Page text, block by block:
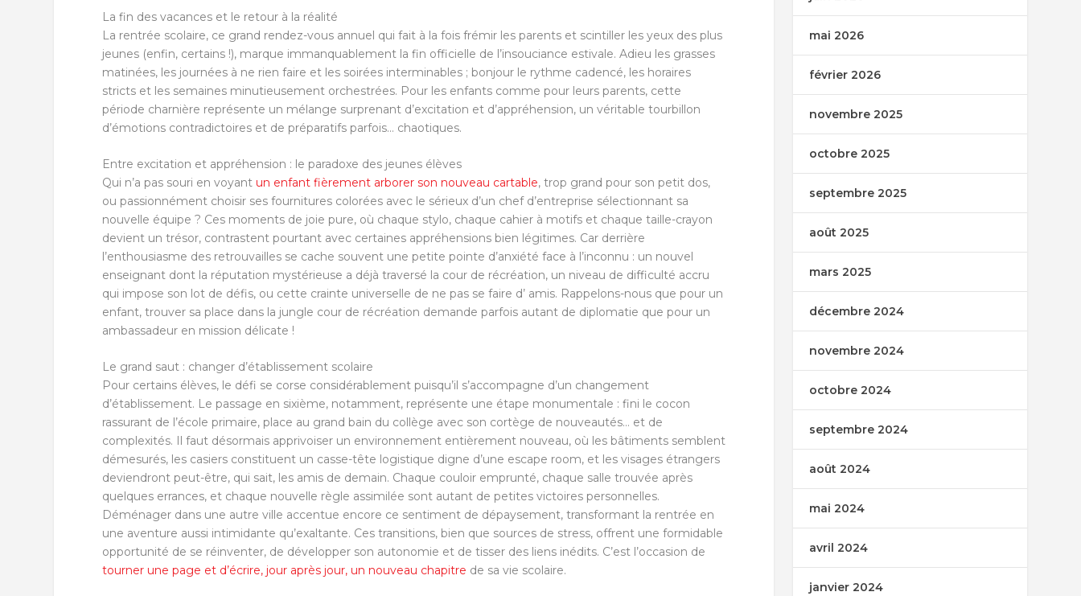
La fin des vacances et le retour à la réalité
La rentrée scolaire, ce grand rendez-vous annuel qui fait à la fois frémir les parents et scintiller les yeux des plus
jeunes (enfin, certains !), marque immanquablement la fin officielle de l’insouciance estivale. Adieu les grasses
matinées, les journées à ne rien faire et les soirées interminables ; bonjour le rythme cadencé, les horaires
stricts et les semaines minutieusement orchestrées. Pour les enfants comme pour leurs parents, cette
période charnière représente un mélange surprenant d’excitation et d’appréhension, un véritable tourbillon
d’émotions contradictoires et de préparatifs parfois… chaotiques.
Entre excitation et appréhension : le paradoxe des jeunes élèves
Qui n’a pas souri en voyant un enfant fièrement arborer son nouveau cartable, trop grand pour son petit dos,
ou passionnément choisir ses fournitures colorées avec le sérieux d’un chef d’entreprise sélectionnant sa
nouvelle équipe ? Ces moments de joie pure, où chaque stylo, chaque cahier à motifs et chaque taille-crayon
devient un trésor, contrastent pourtant avec certaines appréhensions bien légitimes. Car derrière
l’enthousiasme des retrouvailles se cache souvent une petite pointe d’anxiété face à l’inconnu : un nouvel
enseignant dont la réputation mystérieuse a déjà traversé la cour de récréation, un niveau de difficulté accru
qui impose son lot de défis, ou cette crainte universelle de ne pas se faire d’ amis. Rappelons-nous que pour un
enfant, trouver sa place dans la jungle cour de récréation demande parfois autant de diplomatie que pour un
ambassadeur en mission délicate !
Le grand saut : changer d’établissement scolaire
Pour certains élèves, le défi se corse considérablement puisqu’il s’accompagne d’un changement
d’établissement. Le passage en sixième, notamment, représente une étape monumentale : fini le cocon
rassurant de l’école primaire, place au grand bain du collège avec son cortège de nouveautés… et de
complexités. Il faut désormais apprivoiser un environnement entièrement nouveau, où les bâtiments semblent
démesurés, les casiers constituent un casse-tête logistique digne d’une escape room, et les visages étrangers
deviendront peut-être, qui sait, les amis de demain. Chaque couloir emprunté, chaque salle trouvée après
quelques errances, et chaque nouvelle règle assimilée sont autant de petites victoires personnelles.
Déménager dans une autre ville accentue encore ce sentiment de dépaysement, transformant la rentrée en
une aventure aussi intimidante qu’exaltante. Ces transitions, bien que sources de stress, offrent une formidable
opportunité de se réinventer, de développer son autonomie et de tisser des liens inédits. C’est l’occasion de
tourner une page et d’écrire, jour après jour, un nouveau chapitre de sa vie scolaire.
mai 2026
février 2026
novembre 2025
octobre 2025
septembre 2025
août 2025
mars 2025
décembre 2024
novembre 2024
octobre 2024
septembre 2024
août 2024
mai 2024
avril 2024
janvier 2024